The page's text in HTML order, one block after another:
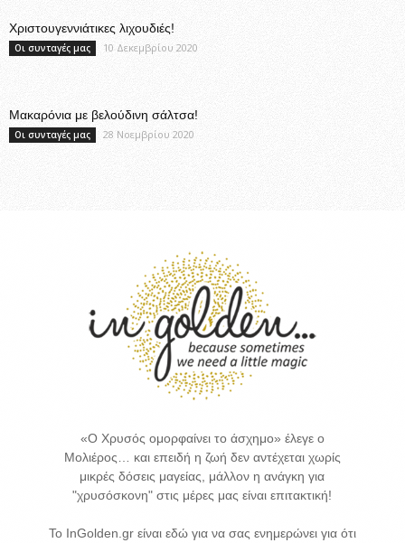
Χριστουγεννιάτικες λιχουδιές!
Οι συνταγές μας 10 Δεκεμβρίου 2020
Μακαρόνια με βελούδινη σάλτσα!
Οι συνταγές μας 28 Νοεμβρίου 2020
«Ο Χρυσός ομορφαίνει το άσχημο» έλεγε ο
Μολιέρος… και επειδή η ζωή δεν αντέχεται χωρίς
μικρές δόσεις μαγείας, μάλλον η ανάγκη για
"χρυσόσκονη" στις μέρες μας είναι επιτακτική!
Το InGolden.gr είναι εδώ για να σας ενημερώνει για ότι